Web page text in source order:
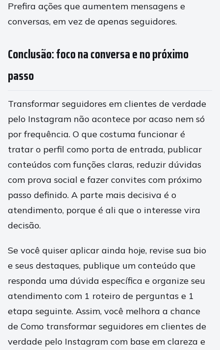
Prefira ações que aumentem mensagens e
conversas, em vez de apenas seguidores.
Conclusão: foco na conversa e no próximo
passo
Transformar seguidores em clientes de verdade
pelo Instagram não acontece por acaso nem só
por frequência. O que costuma funcionar é
tratar o perfil como porta de entrada, publicar
conteúdos com funções claras, reduzir dúvidas
com prova social e fazer convites com próximo
passo definido. A parte mais decisiva é o
atendimento, porque é ali que o interesse vira
decisão.
Se você quiser aplicar ainda hoje, revise sua bio
e seus destaques, publique um conteúdo que
responda uma dúvida específica e organize seu
atendimento com 1 roteiro de perguntas e 1
etapa seguinte. Assim, você melhora a chance
de Como transformar seguidores em clientes de
verdade pelo Instagram com base em clareza e